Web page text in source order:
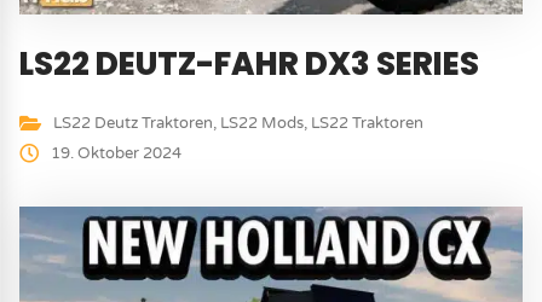
LS22 DEUTZ-FAHR DX3 SERIES
LS22 Deutz Traktoren, LS22 Mods, LS22 Traktoren
19. Oktober 2024